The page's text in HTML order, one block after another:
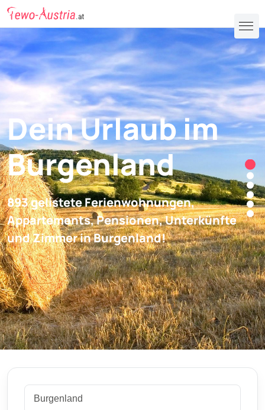
Dein Urlaub im
Burgenland
893 gelistete Ferienwohnungen,
Appartements, Pensionen, Unterkünfte
und Zimmer in Burgenland!